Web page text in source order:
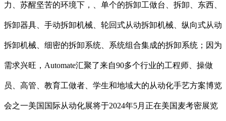
力、苏醒坚苦的环境下，、单个的拆卸工做台、拆卸、东西、
拆卸器具、手动拆卸机械、轮回式从动拆卸机械、纵向式从动
拆卸机械、细密的拆卸系统、系统组合集成的拆卸系统；因为
需求兴旺，Automate汇聚了来自90多个行业的工程师、操做
员、高管、教育工做者、学生和地域大的从动化手艺方案博览
会之一美国国际从动化展将于2024年5月正在美国麦考密展览